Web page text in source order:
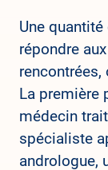
Une
répondre
La première
médecin
spécialiste
andrologue,